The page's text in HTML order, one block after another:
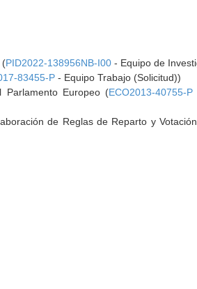
(PID2022-138956NB-I00 - Equipo de
83455-P - Equipo Trabajo (Solicitud))
Parlamento Europeo (ECO2013-40755-P
de Reglas de Reparto y